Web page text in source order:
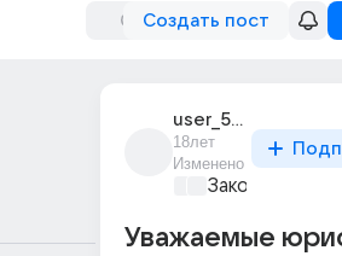
Создать пост
user_5446231
18лет
Изменено
Закон и
Уважаемые